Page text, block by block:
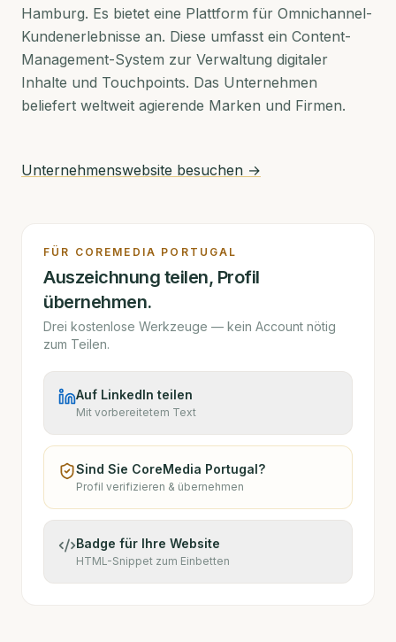
Hamburg. Es bietet eine Plattform für Omnichannel-
Kundenerlebnisse an. Diese umfasst ein Content-
Management-System zur Verwaltung digitaler
Inhalte und Touchpoints. Das Unternehmen
beliefert weltweit agierende Marken und Firmen.
Unternehmenswebsite besuchen →
FÜR COREMEDIA PORTUGAL
Auszeichnung teilen, Profil
übernehmen.
Drei kostenlose Werkzeuge — kein Account nötig
zum Teilen.
Auf LinkedIn teilen
Mit vorbereitetem Text
Sind Sie CoreMedia Portugal?
Profil verifizieren & übernehmen
Badge für Ihre Website
HTML-Snippet zum Einbetten